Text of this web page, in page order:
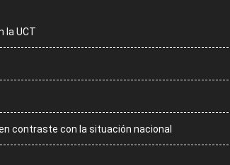
la UCT
contraste con la situación nacional